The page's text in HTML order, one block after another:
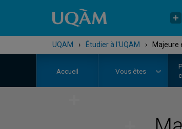
UQAM › Étudier à l'UQAM › Majeure
Accueil Vous êtes